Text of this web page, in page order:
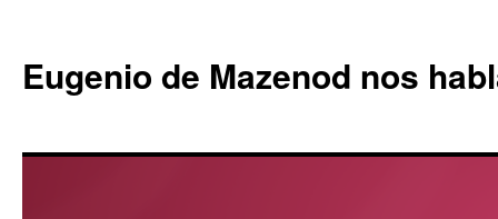
Eugenio de Mazenod nos